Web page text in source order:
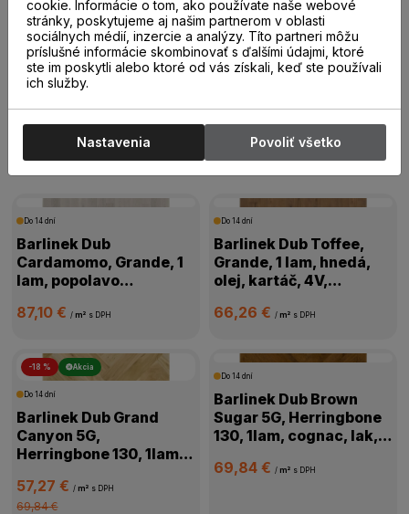
/m²s DPH /m² s DPH
Drevené parkety
Drevené parkety
Do 14 dní
Barlinek Dub
Cardamomo, Grande, 1
lam, popolavo
4V mikro, 1WG000665
87,10 €/ m² s DPH
Do 14 dní
Barlinek Dub Toffee,
Grande, 1 lam, hnedá,
olej, kartáč, 4V,
66,26 € / m² s DPH
-18 % Akcia
Do 14 dní
Barlinek Dub Grand
Canyon 5G,
Herringbone 130, 1lam,
kartáč,4V,1WC000011
57,27 €/ m² s DPH
69,84 €
Do 14 dní
Barlinek Dub Brown
Sugar 5G, Herringbone
130, 1lam, cognac, lak,
69,84 € / m² s DPH
cookie. Informácie o tom, ako používate naše webové
stránky, poskytujeme aj našim partnerom v oblasti
sociálnych médií, inzercie a analýzy. Títo partneri môžu
príslušné informácie skombinovať s ďalšími údajmi, ktoré
ste im poskytli alebo ktoré od vás získali, keď ste používali
ich služby.
Nastavenia Povoliť všetko